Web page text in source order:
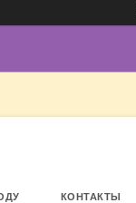
КОНТАКТЫ